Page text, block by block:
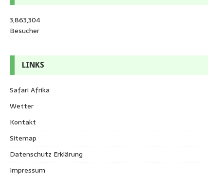
3,863,304
Besucher
LINKS
Safari Afrika
Wetter
Kontakt
Sitemap
Datenschutz Erklärung
Impressum